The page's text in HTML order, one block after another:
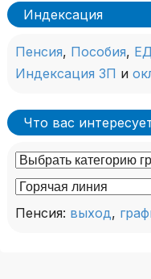
Индексация
Пенсия, Пособия,
Индексация ЗП и
Что вас
Пенсия: выход,